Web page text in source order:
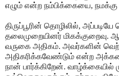
எழும் என்ற நம்பிக்கையை,
திருப்பூரின் தொழிலில்,
தலைமுறையினர் மிகக்குறைவு.
வருகை அதிகம். அவர்களின்
அதிகரிக்கவேண்டும் என்ற
நான் பார்க்கிறேன். வாழ்க்கையில்